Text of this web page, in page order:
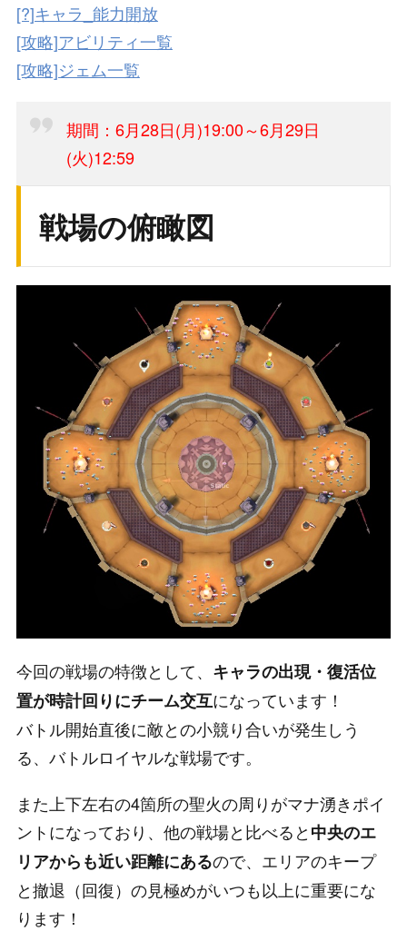
[?]キャラ_能力開放
[攻略]アビリティ一覧
[攻略]ジェム一覧
期間：6月28日(月)19:00～6月29日
(火)12:59
戦場の俯瞰図
今回の戦場の特徴として、 キャラの出現・復活位
置が時計回りにチーム交互になっています！
バトル開始直後に敵との小競り合いが発生しう
る、バトルロイヤルな戦場です。
また上下左右の4箇所の聖火の周りがマナ湧きポイ
ントになっており、他の戦場と比べると中央のエ
リアからも近い距離にあるので、エリアのキープ
と撤退（回復）の見極めがいつも以上に重要にな
ります！